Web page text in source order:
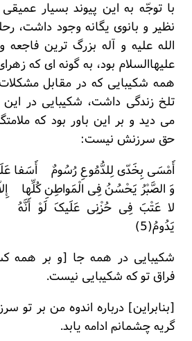
با توجّه به این پیوند بسیار
نظیر و بانوی یگانه وجود داشت،
الله علیه و آله بزرگ ترین
علیهاالسلام بود، به گونه ای که
همه شکیبایی که در مقابل
تلخ زندگی داشت، شکیبایی در
می دید و بر این باور بود که
حق سرزنش نیست:
أَمْسَی بِخَدّی لِلدُّمُوعِ رُسُومٌ أَسَفا
وَ الصَّبْرُ یَحْسُنُ فِی الْمَواطِنِ کُلِّها
لا عَتْبَ فِی حُزْنِی عَلَیکَ لَوْ أَنَّهُ
یَدُومُ(5)
شکیبایی در همه جا [و بر همه
فراق تو که شکیبایی نیست.
[بنابراین] درباره اندوه من بر
گریه چشمانم ادامه یابد.